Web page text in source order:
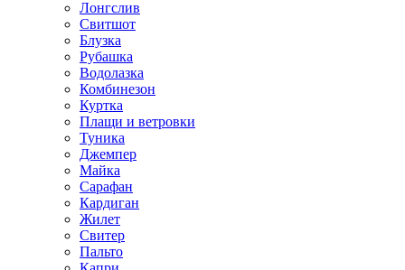
Лонгслив
Свитшот
Блузка
Рубашка
Водолазка
Комбинезон
Куртка
Плащи и ветровки
Туника
Джемпер
Майка
Сарафан
Кардиган
Жилет
Свитер
Пальто